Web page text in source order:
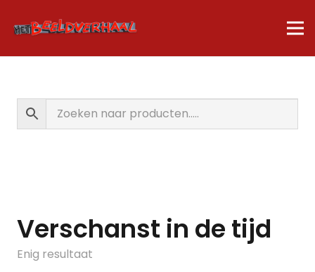
Verschanst in de tijd
Enig resultaat